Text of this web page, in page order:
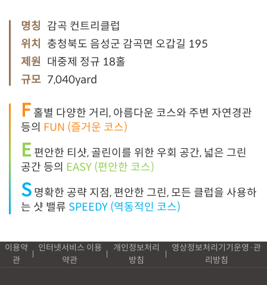
명칭 감곡 컨트리클럽
위치
충청북도 음성군 감곡면 오갑길 195
제원 대중제 정규 18홀
규모 7,040yard
F 홀별 다양한 거리, 아름다운 코스와 주변 자연경관
등의 FUN (즐거운 코스)
E 편안한 티샷, 골린이를 위한 우회 공간, 넓은 그린
공간 등의 EASY (편안한 코스)
S 명확한 공략 지점, 편안한 그린, 모든 클럽을 사용하
는 샷 밸류 SPEEDY (역동적인 코스)
이용약
관
인터넷서비스 이용
약관
개인정보처리
방침
영상정보처리기기운영·관
리방침